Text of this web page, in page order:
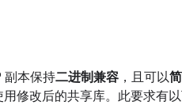
副本保持二进制兼容 ，且可以
修改后的共享库。此要求有以